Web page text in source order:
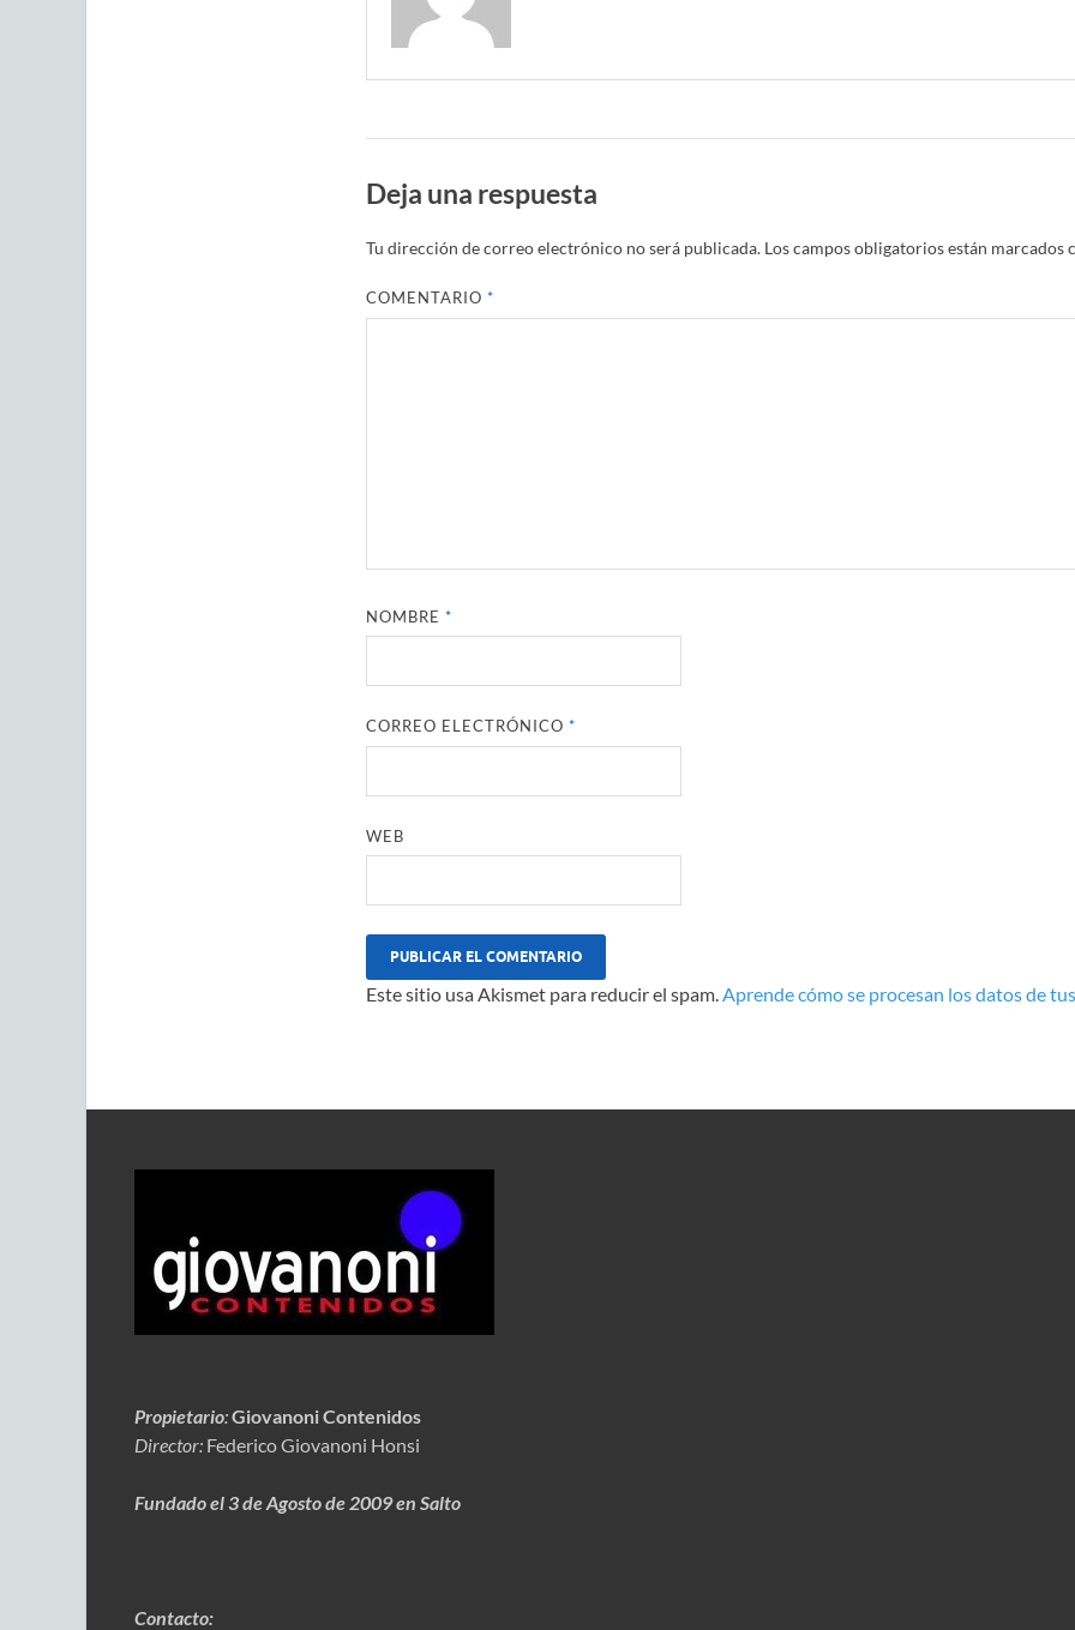
Deja una respuesta
Tu dirección de correo electrónico no será publicada. Los campos obligatorios están marcados
COMENTARIO *
NOMBRE *
CORREO ELECTRÓNICO *
WEB
Este sitio usa Akismet para reducir el spam.Aprende cómo se procesan los datos de
Propietario:Giovanoni Contenidos
Director: Federico Giovanoni Honsi
Fundado el 3 de Agosto de 2009 en Salto
Contacto: